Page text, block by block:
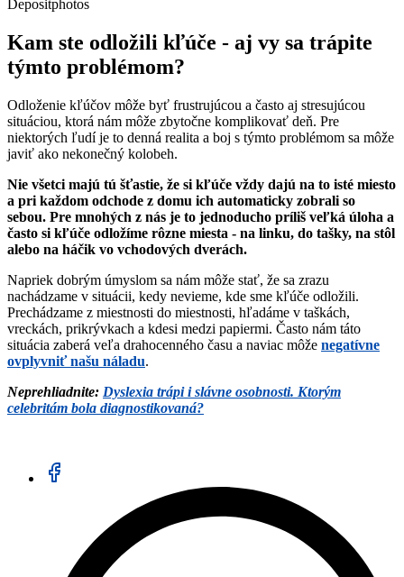
Depositphotos
Kam ste odložili kľúče - aj vy sa trápite
týmto problémom?
Odloženie kľúčov môže byť frustrujúcou a často aj stresujúcou
situáciou, ktorá nám môže zbytočne komplikovať deň. Pre
niektorých ľudí je to denná realita a boj s týmto problémom sa môže
javiť ako nekonečný kolobeh.
Nie všetci majú tú šťastie, že si kľúče vždy dajú na to isté miesto
a pri každom odchode z domu ich automaticky zobrali so
sebou. Pre mnohých z nás je to jednoducho príliš veľká úloha a
často si kľúče odložíme rôzne miesta - na linku, do tašky, na stôl
alebo na háčik vo vchodových dverách.
Napriek dobrým úmyslom sa nám môže stať, že sa zrazu
nachádzame v situácii, kedy nevieme, kde sme kľúče odložili.
Prechádzame z miestnosti do miestnosti, hľadáme v taškách,
vreckách, prikrývkach a kdesi medzi papiermi. Často nám táto
situácia zaberá veľa drahocenného času a naviac môže negatívne
ovplyvniť našu náladu.
Neprehliadnite: Dyslexia trápi i slávne osobnosti. Ktorým
celebritám bola diagnostikovaná?